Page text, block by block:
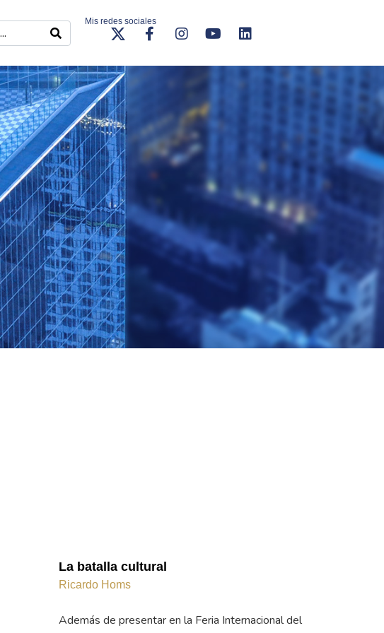
Mis redes sociales
La batalla cultural
Ricardo Homs
Además de presentar en la Feria Internacional del